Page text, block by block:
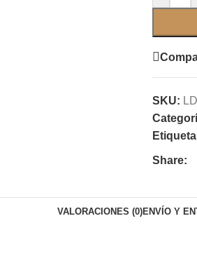
SKU:
Share:
VALORACIONES (0)ENVÍO Y